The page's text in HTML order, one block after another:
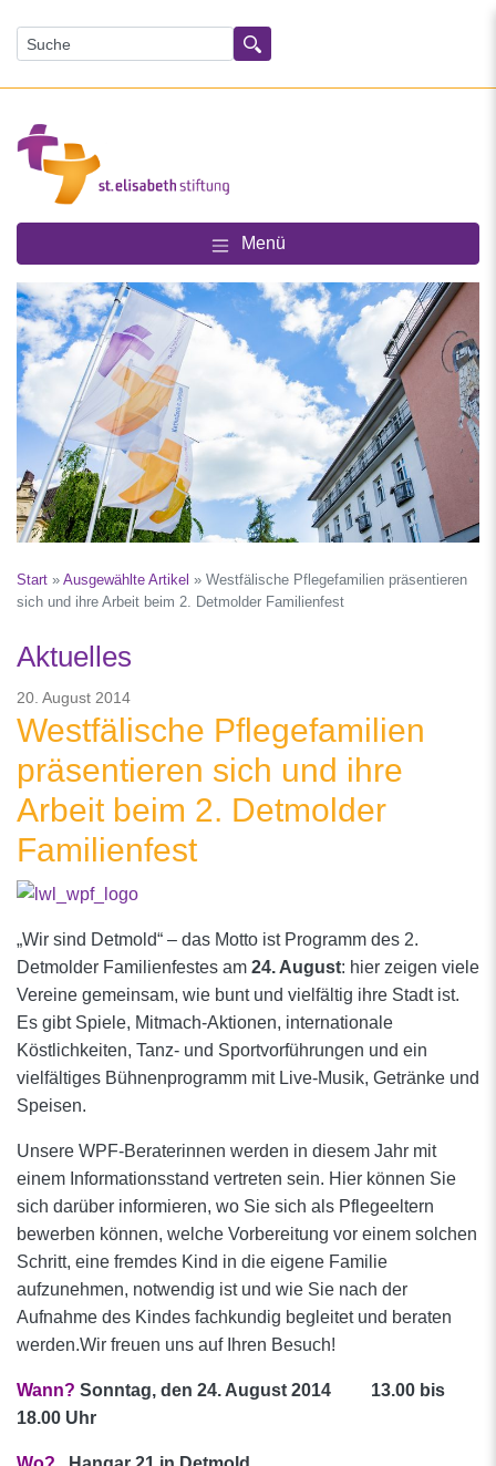
Suchen
Menü
Start » Ausgewählte Artikel » Westfälische Pflegefamilien präsentieren
sich und ihre Arbeit beim 2. Detmolder Familienfest
Aktuelles
20. August 2014
Westfälische Pflegefamilien
präsentieren sich und ihre
Arbeit beim 2. Detmolder
Familienfest
„Wir sind Detmold“ – das Motto ist Programm des 2.
Detmolder Familienfestes am 24. August: hier zeigen viele
Vereine gemeinsam, wie bunt und vielfältig ihre Stadt ist.
Es gibt Spiele, Mitmach-Aktionen, internationale
Köstlichkeiten, Tanz- und Sportvorführungen und ein
vielfältiges Bühnenprogramm mit Live-Musik, Getränke und
Speisen.
Unsere WPF-Beraterinnen werden in diesem Jahr mit
einem Informationsstand vertreten sein. Hier können Sie
sich darüber informieren, wo Sie sich als Pflegeeltern
bewerben können, welche Vorbereitung vor einem solchen
Schritt, eine fremdes Kind in die eigene Familie
aufzunehmen, notwendig ist und wie Sie nach der
Aufnahme des Kindes fachkundig begleitet und beraten
werden.Wir freuen uns auf Ihren Besuch!
Wann? Sonntag, den 24. August 2014 13.00 bis
18.00 Uhr